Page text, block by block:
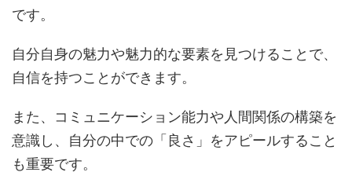
です。
自分自身の魅力や魅力的な要素を見つけることで、
自信を持つことができます。
また、コミュニケーション能力や人間関係の構築を
意識し、自分の中での「良さ」をアピールすること
も重要です。